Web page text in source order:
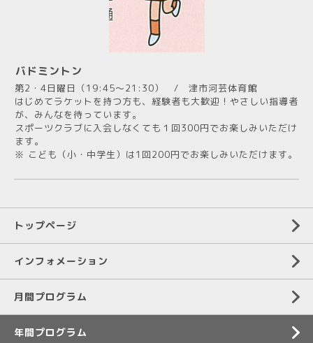
バドミントン
第2・4日曜日（19:45～21:30） / 津市河芸体育館
はじめてラケットを持つ方も、経験者も大歓迎！やさしい指導者
が、みんなを待っています。
スポーツクラブに入会しなくても１回300円でお楽しみいただけ
ます。
※ こども（小・中学生）は1回200円でお楽しみいただけます。
トップページ
インフォメーション
月間プログラム
年間プログラム